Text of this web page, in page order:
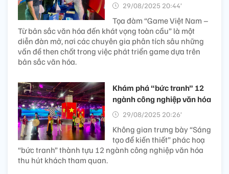
29/08/2025 20:44’
Tọa đàm “Game Việt Nam –
Từ bản sắc văn hóa đến khát vọng toàn cầu” là một
diễn đàn mở, nơi các chuyên gia phân tích sâu những
vấn đề then chốt trong việc phát triển game dựa trên
bản sắc văn hóa.
Khám phá “bức tranh” 12
ngành công nghiệp văn hóa
29/08/2025 20:26’
Không gian trưng bày “Sáng
tạo để kiến thiết” phác hoạ
“bức tranh” thành tựu 12 ngành công nghiệp văn hóa
thu hút khách tham quan.